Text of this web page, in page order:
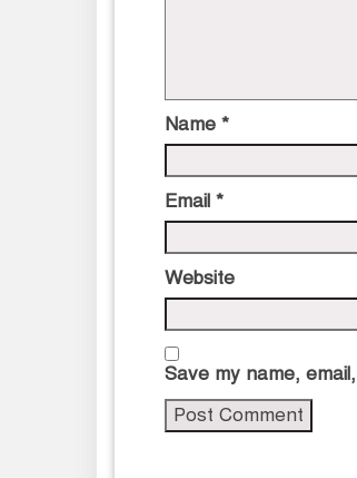
Name *
Email *
Website
Save my name,